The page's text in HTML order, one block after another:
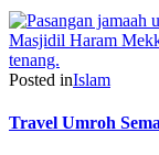
Posted inIslam
Travel Umroh